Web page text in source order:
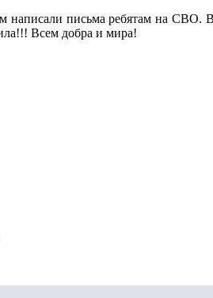
написали письма ребятам на
Всем добра и мира!